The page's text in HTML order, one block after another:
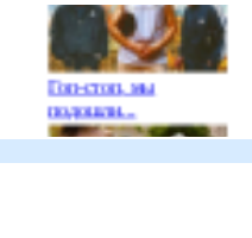
Гоп-стоп, мы
подошли...